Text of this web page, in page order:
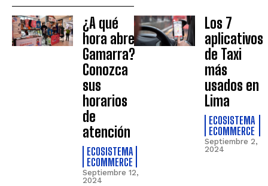
¿A qué
hora abre
Gamarra?
Conozca
sus
horarios
de
atención
ECOSISTEMA
ECOMMERCE
Septiembre 12,
2024
Los 7
aplicativos
de Taxi
más
usados en
Lima
ECOSISTEMA
ECOMMERCE
Septiembre 2,
2024